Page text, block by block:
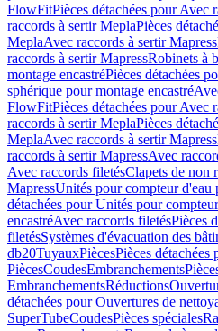
FlowFitPièces détachées pour Avec
raccords à sertir MeplaPièces
MeplaAvec raccords à sertir Mapress
raccords à sertir MapressRobinets à
montage encastréPièces détachées
sphérique pour montage encastré
FlowFitPièces détachées pour Avec
raccords à sertir MeplaPièces
MeplaAvec raccords à sertir Mapress
raccords à sertir MapressAvec
Avec raccords filetésClapets de non
MapressUnités pour compteur d'eau
détachées pour Unités pour
encastréAvec raccords filetésPièces
filetésSystèmes d'évacuation des
db20TuyauxPiècesPièces détachées
PiècesCoudesEmbranchements
EmbranchementsRéductions
détachées pour Ouvertures de
SuperTubeCoudesPièces spéciales